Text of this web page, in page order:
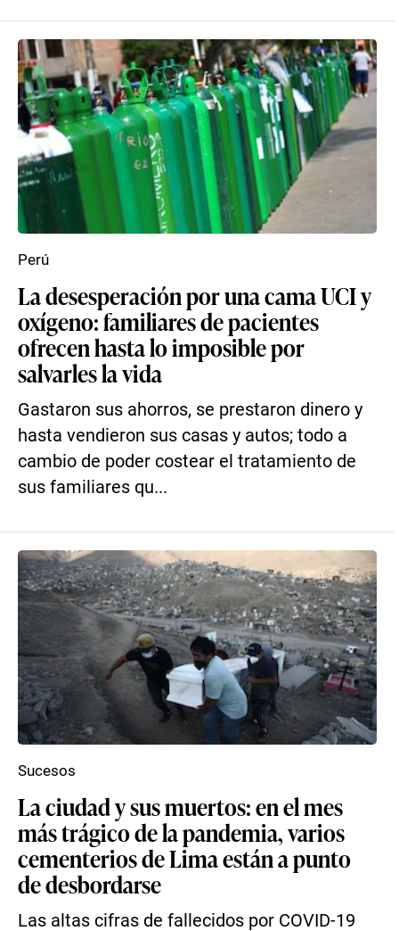
La desesperación por una cama UCI y
oxígeno: familiares de pacientes
ofrecen hasta lo imposible por
salvarles la vida
Gastaron sus ahorros, se prestaron dinero y
hasta vendieron sus casas y autos; todo a
cambio de poder costear el tratamiento de
sus familiares qu...
Perú
La ciudad y sus muertos: en el mes
más trágico de la pandemia, varios
cementerios de Lima están a punto
de desbordarse
Las altas cifras de fallecidos por COVID-19
Sucesos